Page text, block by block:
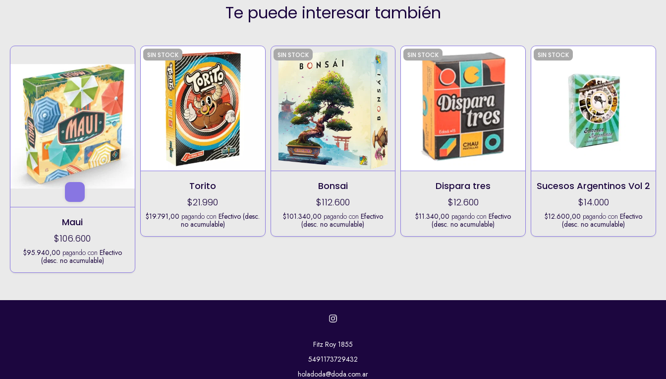
Te puede interesar también
Maui
$106.600
$95.940,00 pagando con Efectivo
(desc. no acumulable)
SIN STOCK
Torito
$21.990
$19.791,00 pagando conEfectivo (desc.
no acumulable)
SIN STOCK
Bonsai
$112.600
$101.340,00 pagando con Efectivo
(desc. no acumulable)
SIN STOCK
Dispara tres
$12.600
$11.340,00 pagando conEfectivo
(desc. no acumulable)
SIN STOCK
Sucesos Argentinos Vol 2
$14.000
$12.600,00 pagando conEfectivo
(desc. no acumulable)
Fitz Roy 1855
5491173729432
holadoda@doda.com.ar